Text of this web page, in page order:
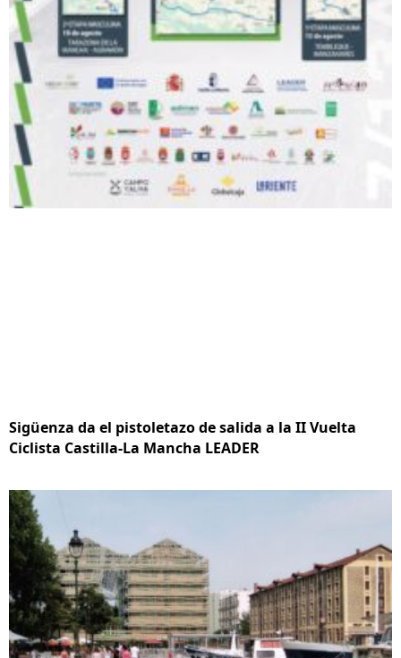
Sigüenza da el pistoletazo de salida a la II Vuelta
Ciclista Castilla-La Mancha LEADER